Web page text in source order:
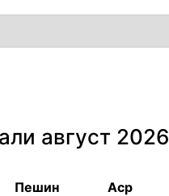
август 2026
Пешин Аср